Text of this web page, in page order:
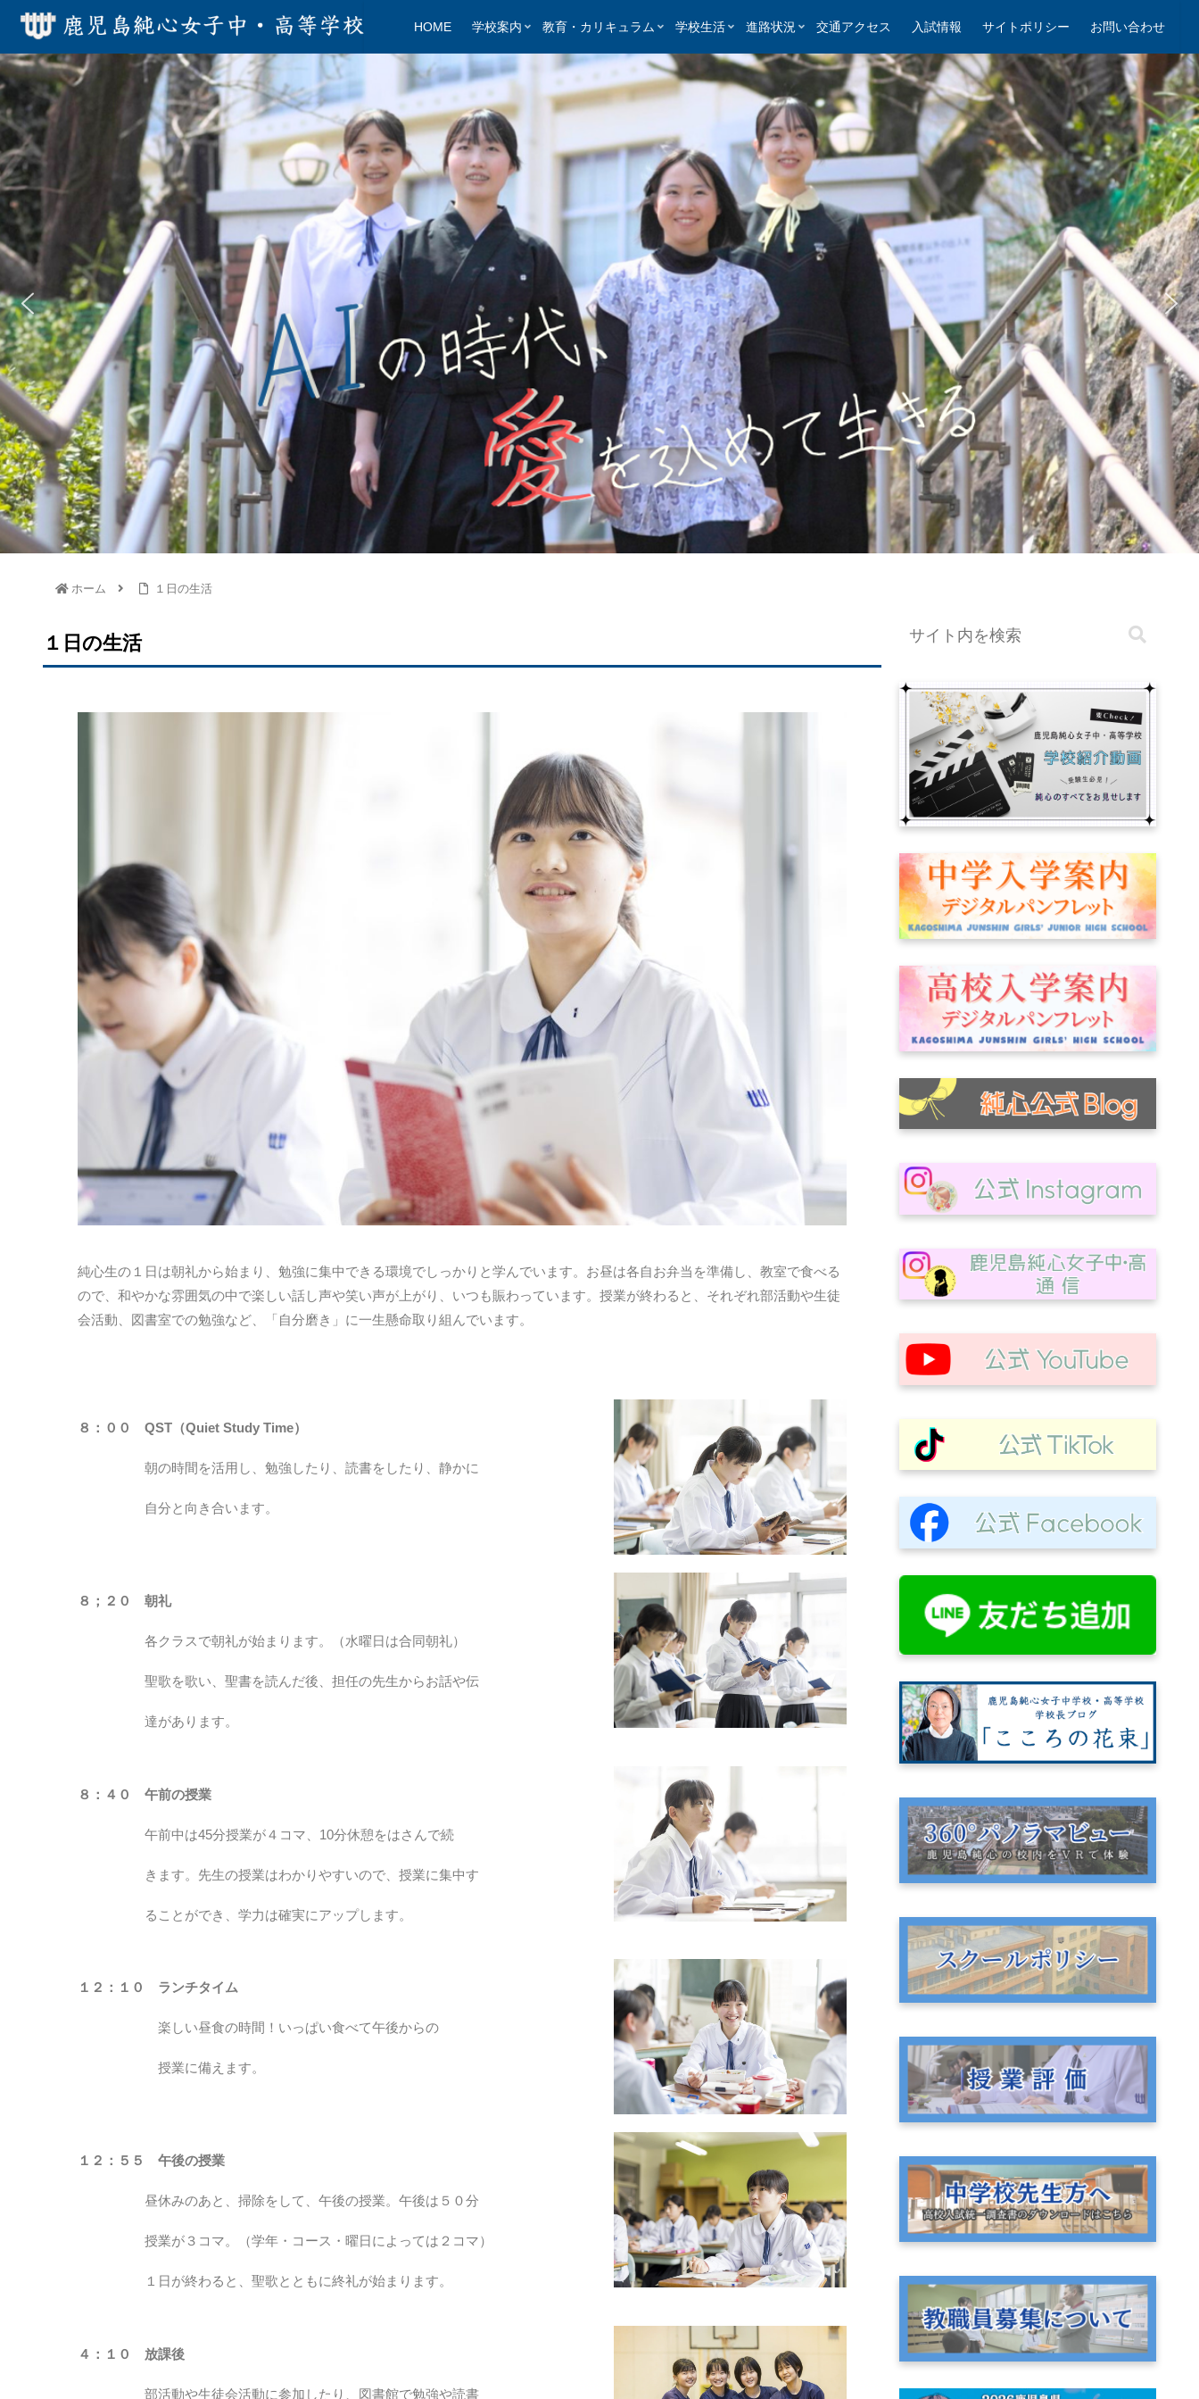
HOME 学校案内 教育・カリキュラム 学校生活 進路状況 交通アクセス 入試情報 サイトポリシー お問い合わせ
ホーム １日の生活
１日の生活
純心生の１日は朝礼から始まり、勉強に集中できる環境でしっかりと学んでいます。お昼は各自お弁当を準備し、教室で食べる
ので、和やかな雰囲気の中で楽しい話し声や笑い声が上がり、いつも賑わっています。授業が終わると、それぞれ部活動や生徒
会活動、図書室での勉強など、「自分磨き」に一生懸命取り組んでいます。
８：００ QST（Quiet Study Time）
朝の時間を活用し、勉強したり、読書をしたり、静かに
自分と向き合います。
８；２０ 朝礼
各クラスで朝礼が始まります。（水曜日は合同朝礼）
聖歌を歌い、聖書を読んだ後、担任の先生からお話や伝
達があります。
８：４０ 午前の授業
午前中は45分授業が４コマ、10分休憩をはさんで続
きます。先生の授業はわかりやすいので、授業に集中す
ることができ、学力は確実にアップします。
１２：１０ ランチタイム
楽しい昼食の時間！いっぱい食べて午後からの
授業に備えます。
１２：５５ 午後の授業
昼休みのあと、掃除をして、午後の授業。午後は５０分
授業が３コマ。（学年・コース・曜日によっては２コマ）
１日が終わると、聖歌とともに終礼が始まります。
４：１０ 放課後
部活動や生徒会活動に参加したり、図書館で勉強や読書